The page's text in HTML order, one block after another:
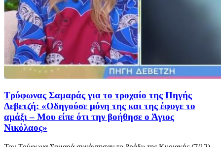
Τρύφωνας Σαμαράς για το τροχαίο της Πηγής
Δεβετζή: «Οδηγούσε μόνη της και της έφυγε το
αμάξι – Μου είπε ότι την βοήθησε ο Άγιος
Νικόλαος»